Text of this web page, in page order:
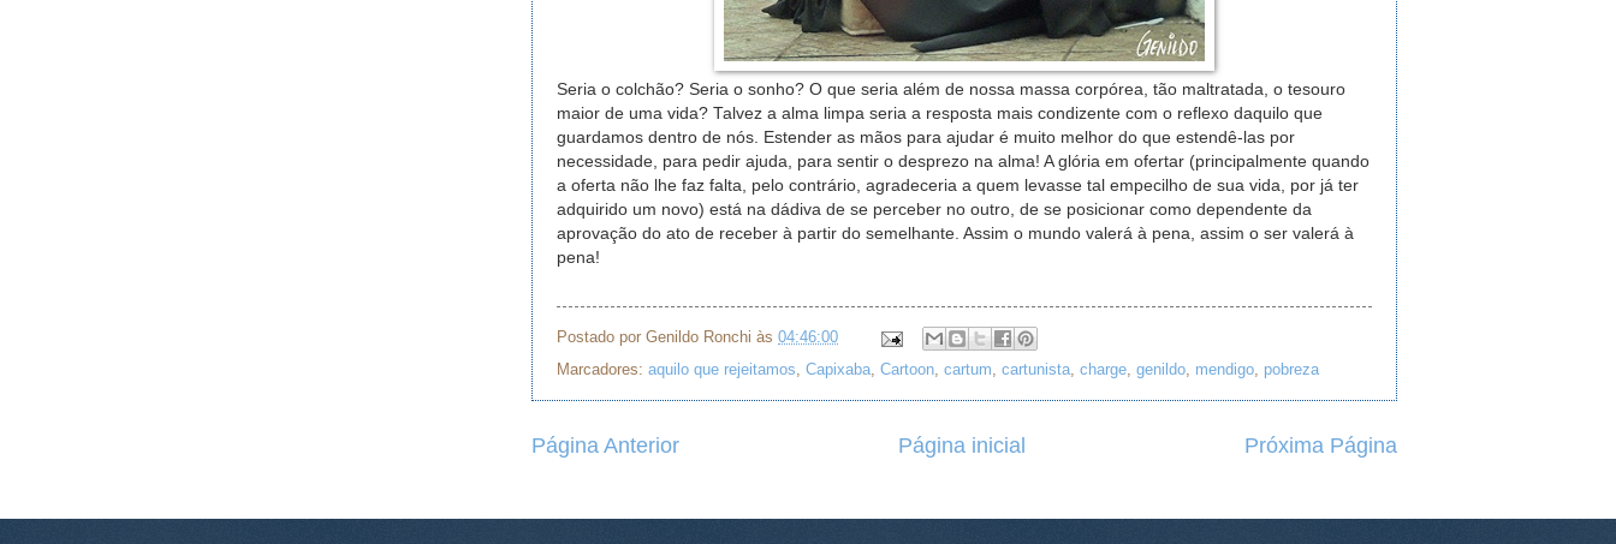
Seria o colchão? Seria o sonho? O que seria além de nossa massa corpórea, tão maltratada, o tesouro
maior de uma vida? Talvez a alma limpa seria a resposta mais condizente com o reflexo daquilo que
guardamos dentro de nós. Estender as mãos para ajudar é muito melhor do que estendê-las por
necessidade, para pedir ajuda, para sentir o desprezo na alma! A glória em ofertar (principalmente quando
a oferta não lhe faz falta, pelo contrário, agradeceria a quem levasse tal empecilho de sua vida, por já ter
adquirido um novo) está na dádiva de se perceber no outro, de se posicionar como dependente da
aprovação do ato de receber à partir do semelhante. Assim o mundo valerá à pena, assim o ser valerá à
pena!
Postado por Genildo Ronchi às 04:46:00
Marcadores: aquilo que rejeitamos, Capixaba, Cartoon, cartum, cartunista, charge, genildo, mendigo, pobreza
Página Anterior Próxima Página
Página inicial